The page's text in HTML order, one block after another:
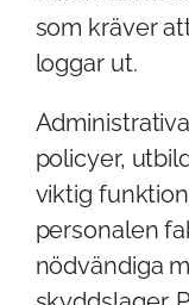
som kräver
loggar ut.
policyer,
viktig
personalen
nödvändiga